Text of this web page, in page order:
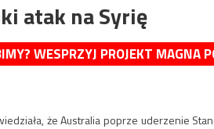
atak na Syrię
WESPRZYJ PROJEKT MAGNA
że Australia poprze uderzenie